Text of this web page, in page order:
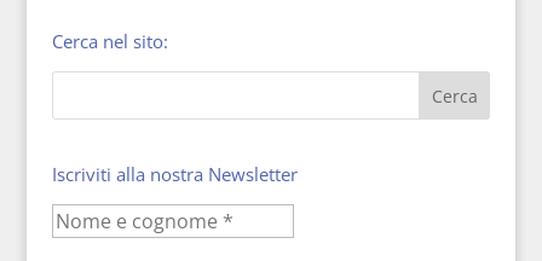
Cerca nel sito:
Iscriviti alla nostra Newsletter